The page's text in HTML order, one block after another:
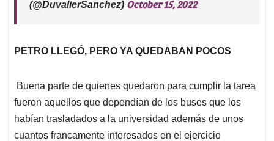
(@DuvalierSanchez) October 15, 2022
PETRO LLEGÓ, PERO YA QUEDABAN POCOS
Buena parte de quienes quedaron para cumplir la tarea
fueron aquellos que dependían de los buses que los
habían trasladados a la universidad además de unos
cuantos francamente interesados en el ejercicio